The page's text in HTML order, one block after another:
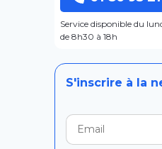
Service disponible du
de 8h30 à 18h
S'inscrire à la